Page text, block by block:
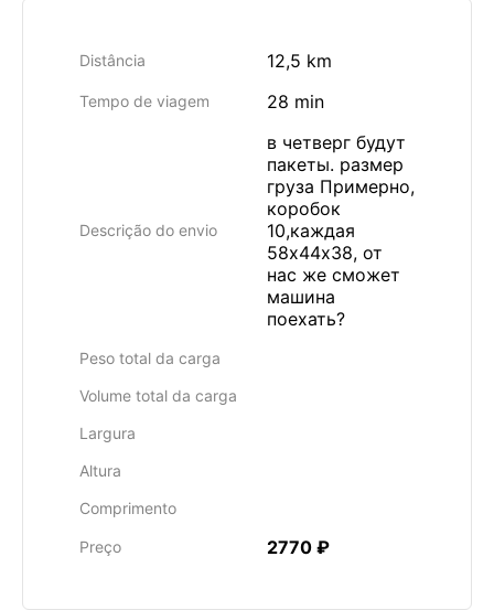
Distância 12,5 km
Tempo de viagem 28 min
Descrição do envio
в четверг будут
пакеты. размер
груза Примерно,
коробок
10,каждая
58х44х38, от
нас же сможет
машина
поехать?
Peso total da carga
Volume total da carga
Largura
Altura
Comprimento
Preço 2770 ₽